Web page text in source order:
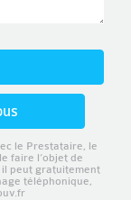
le Prestataire, le
faire l’objet de
peut gratuitement
téléphonique,